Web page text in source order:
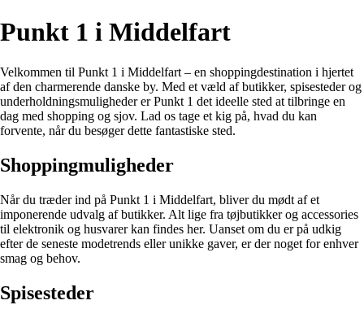
Punkt 1 i Middelfart
Velkommen til Punkt 1 i Middelfart – en shoppingdestination i hjertet
af den charmerende danske by. Med et væld af butikker, spisesteder og
underholdningsmuligheder er Punkt 1 det ideelle sted at tilbringe en
dag med shopping og sjov. Lad os tage et kig på, hvad du kan
forvente, når du besøger dette fantastiske sted.
Shoppingmuligheder
Når du træder ind på Punkt 1 i Middelfart, bliver du mødt af et
imponerende udvalg af butikker. Alt lige fra tøjbutikker og accessories
til elektronik og husvarer kan findes her. Uanset om du er på udkig
efter de seneste modetrends eller unikke gaver, er der noget for enhver
smag og behov.
Spisesteder